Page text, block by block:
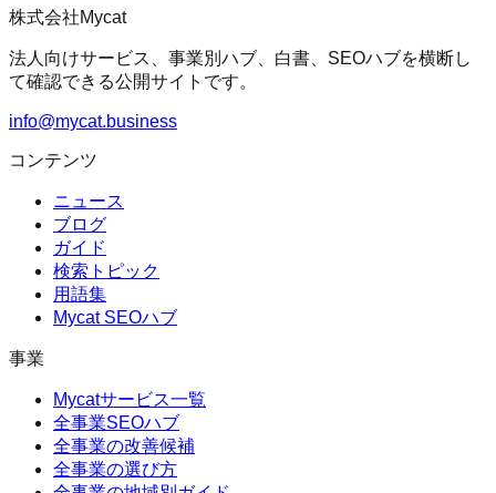
株式会社Mycat
法人向けサービス、事業別ハブ、白書、SEOハブを横断し
て確認できる公開サイトです。
info@mycat.business
コンテンツ
ニュース
ブログ
ガイド
検索トピック
用語集
Mycat SEOハブ
事業
Mycatサービス一覧
全事業SEOハブ
全事業の改善候補
全事業の選び方